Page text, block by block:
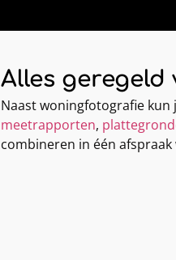
Alles
Naast woningfotografie
meetrapporten,
combineren in één